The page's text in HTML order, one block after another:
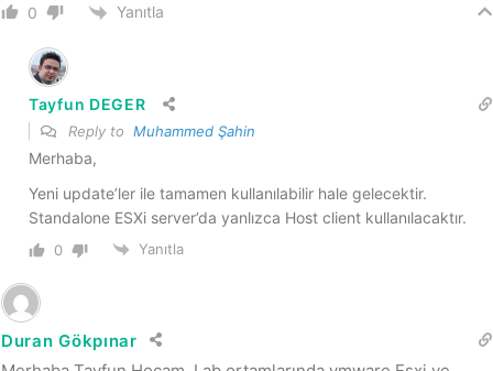
0 Yanıtla
Tayfun DEGER
Reply to Muhammed Şahin
Merhaba,
Yeni update’ler ile tamamen kullanılabilir hale gelecektir.
Standalone ESXi server’da yanlızca Host client kullanılacaktır.
0 Yanıtla
Duran Gökpınar